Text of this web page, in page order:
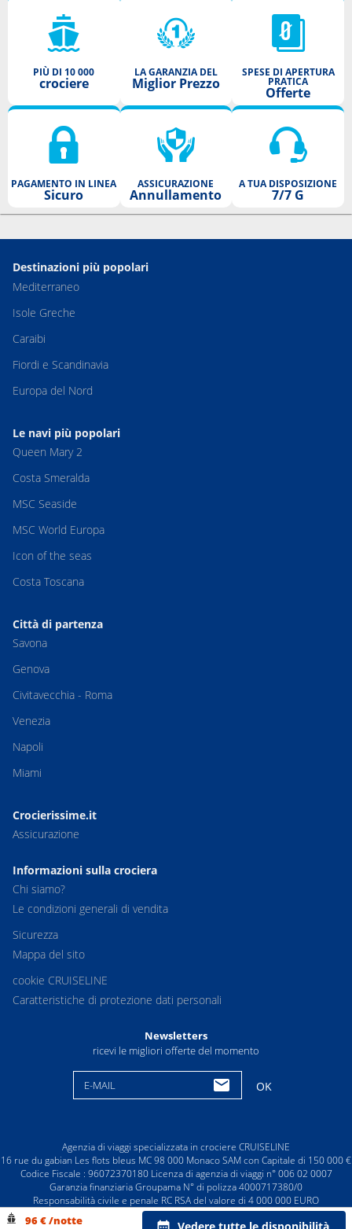
96 € /notte
PIÙ DI 10 000
crociere
LA GARANZIA DEL
Miglior Prezzo
SPESE DI APERTURA
PRATICA
Offerte
PAGAMENTO IN LINEA
Sicuro
ASSICURAZIONE
Annullamento
A TUA DISPOSIZIONE
7/7 G
Destinazioni più popolari
Mediterraneo
Isole Greche
Caraibi
Fiordi e Scandinavia
Europa del Nord
Le navi più popolari
Queen Mary 2
Costa Smeralda
MSC Seaside
MSC World Europa
Icon of the seas
Costa Toscana
Città di partenza
Savona
Genova
Civitavecchia - Roma
Venezia
Napoli
Miami
Crocierissime.it
Assicurazione
Informazioni sulla crociera
Chi siamo?
Le condizioni generali di vendita
Sicurezza
Mappa del sito
cookie CRUISELINE
Caratteristiche di protezione dati personali
Newsletters
ricevi le migliori offerte del momento
E-MAIL OK
Agenzia di viaggi specializzata in crociere CRUISELINE
16 rue du gabian Les flots bleus MC 98 000 Monaco SAM con Capitale di 150 000 €
Codice Fiscale : 96072370180 Licenza di agenzia di viaggi n° 006 02 0007
Garanzia finanziaria Groupama N° di polizza 4000717380/0
Responsabilità civile e penale RC RSA del valore di 4 000 000 EURO
© CRUISELINE 2026 - all rights reserved